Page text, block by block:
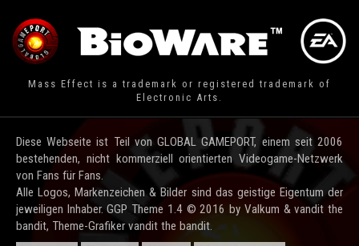
Mass Effect is a trademark or registered trademark of
Electronic Arts.
Diese Webseite ist Teil von GLOBAL GAMEPORT, einem seit 2006
bestehenden, nicht kommerziell orientierten Videogame-Netzwerk
von Fans für Fans.
Alle Logos, Markenzeichen & Bilder sind das geistige Eigentum der
jeweiligen Inhaber. GGP Theme 1.4 © 2016 by Valkum & vandit the
bandit, Theme-Grafiker vandit the bandit.